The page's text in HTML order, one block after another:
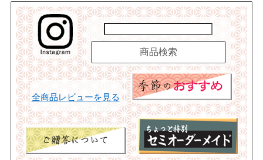
全商品レビューを見る